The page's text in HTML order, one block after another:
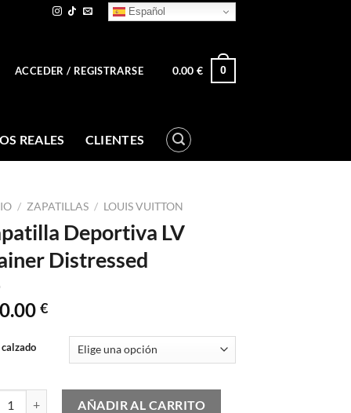
Español
ACCEDER / REGISTRARSE 0.00€ 0
REALES CLIENTES
/ ZAPATILLAS / LOUIS VUITTON
Deportiva LV
Distressed
€
Deportiva LV Trainer Distressed cantidad
AÑADIR AL CARRITO